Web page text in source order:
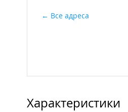
Все адреса
Характеристики